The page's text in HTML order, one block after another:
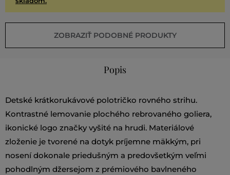
ZOBRAZIŤ PODOBNÉ PRODUKTY
Popis
Detské krátkorukávové polotričko rovného strihu.
Kontrastné lemovanie plochého rebrovaného goliera,
ikonické logo značky vyšité na hrudi. Materiálové
zloženie je tvorené na dotyk príjemne mäkkým, pri
nosení dokonale priedušným a predovšetkým veľmi
pohodlným džersejom z prémiového bavlneného